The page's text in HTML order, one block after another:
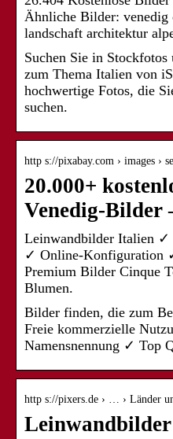
Ähnliche Bilder: venedig
landschaft architektur
Suchen Sie in
zum Thema Italien von
hochwertige Fotos, die
suchen.
http s://pixabay.com › images ›
20.000+
Venedig-Bilder
Leinwandbilder Italien
✓ Online-Konfiguration
Premium Bilder Cinque
Blumen.
Bilder finden, die zum
Freie kommerzielle
Namensnennung ✓ Top
http s://pixers.de › … › Länder